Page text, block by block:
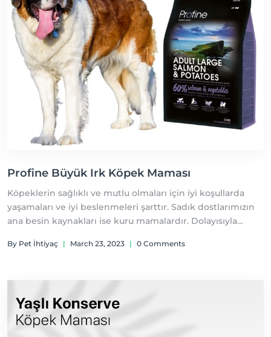
Profine Büyük Irk Köpek Maması
Köpeklerin sağlıklı ve mutlu olmaları için iyi koşullarda
yaşamaları ve iyi beslenmeleri şarttır. Sadık dostlarımızın
ana besin kaynakları ise kuru mamalardır. Dolayısıyla
ve huzurlu bir ömür geçirmesinin ve uzun yıllar sizinle
By Pet İhtiyaç | March 23, 2023 | 0 Comments